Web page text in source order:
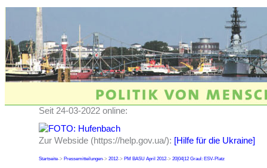
Seit 24-03-2022 online:
Zur Webside (https://help.gov.ua/): [Hilfe für die Ukraine]
Startseite-> Pressemitteilungen-> 2012-> PM BASU April 2012-> 20|04|12 Graul: ESV-Platz